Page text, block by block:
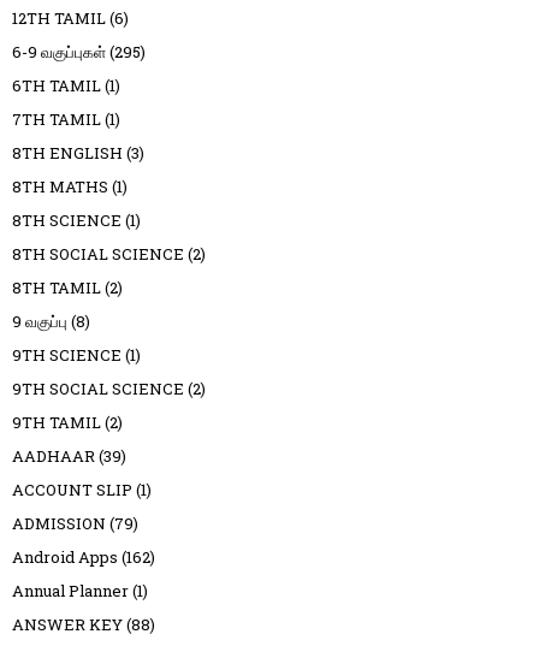
12TH TAMIL(6)
6-9 வகுப்புகள்(295)
6TH TAMIL(1)
7TH TAMIL(1)
8TH ENGLISH (3)
8TH MATHS (1)
8TH SCIENCE (1)
8TH SOCIAL SCIENCE (2)
8TH TAMIL(2)
9 வகுப்பு (8)
9TH SCIENCE (1)
9TH SOCIAL SCIENCE (2)
9TH TAMIL(2)
AADHAAR(39)
ACCOUNT SLIP (1)
ADMISSION (79)
Android Apps (162)
Annual Planner(1)
ANSWER KEY(88)